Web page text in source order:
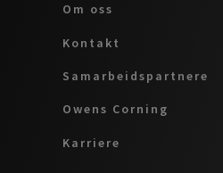
Om oss
Kontakt
Samarbeidspartnere
Owens Corning
Karriere